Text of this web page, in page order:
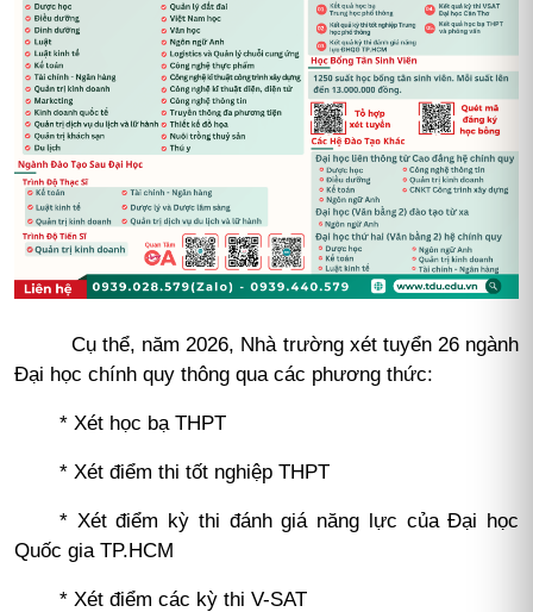
Cụ thể, năm 2026, Nhà trường xét tuyển 26 ngành
Đại học chính quy thông qua các phương thức:
* Xét học bạ THPT
* Xét điểm thi tốt nghiệp THPT
* Xét điểm kỳ thi đánh giá năng lực của Đại học
Quốc gia TP.HCM
* Xét điểm các kỳ thi V-SAT